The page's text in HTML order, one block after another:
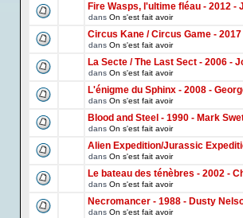
Fire Wasps, l'ultime fléau - 2012 -
dans On s'est fait avoir
Circus Kane / Circus Game -
dans On s'est fait avoir
La Secte / The Last Sect - 2006 -
dans On s'est fait avoir
L'énigme du Sphinx - 2008 -
dans On s'est fait avoir
Blood and Steel - 1990 - Mark
dans On s'est fait avoir
Alien Expedition/Jurassic
dans On s'est fait avoir
Le bateau des ténèbres - 2002 -
dans On s'est fait avoir
Necromancer - 1988 - Dusty
dans On s'est fait avoir